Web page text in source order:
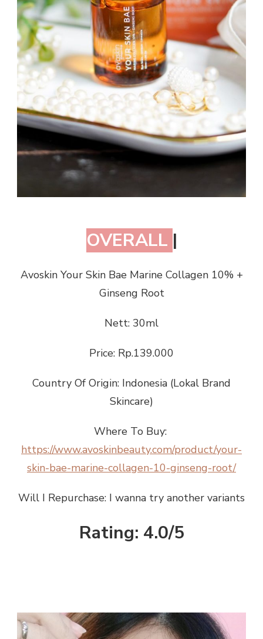
OVERALL |
Avoskin Your Skin Bae Marine Collagen 10% +
Ginseng Root
Nett: 30ml
Price: Rp.139.000
Country Of Origin: Indonesia (Lokal Brand
Skincare)
Where To Buy:
https://www.avoskinbeauty.com/product/your-
skin-bae-marine-collagen-10-ginseng-root/
Will I Repurchase: I wanna try another variants
Rating: 4.0/5